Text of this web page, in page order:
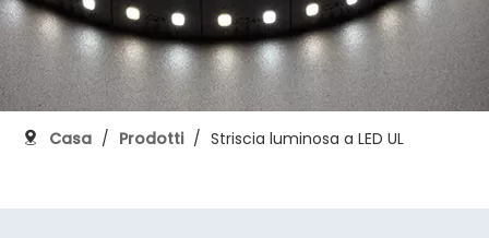
Scarica
Blog
Contatto
日本語
한국어
Nederlands
Casa / Prodotti / Striscia luminosa a LED UL